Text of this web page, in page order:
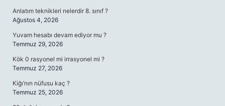
Anlatım teknikleri nelerdir 8. sınıf ?
Ağustos 4, 2026
Yuvam hesabı devam ediyor mu ?
Temmuz 29, 2026
Kök 0 rasyonel mi irrasyonel mi ?
Temmuz 27, 2026
Kiğı’nın nüfusu kaç ?
Temmuz 25, 2026